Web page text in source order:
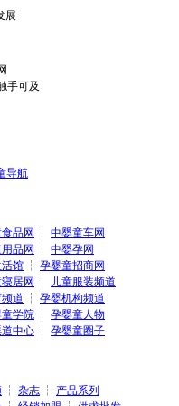
展
手可及
导航
品网 ┆ 中婴童车网
品网 ┆ 中婴孕网
馆 ┆ 孕婴童招商网
居网 ┆
儿童服装频道
道 ┆ 孕婴机构频道
学院 ┆ 孕婴童人物
中心 ┆ 孕婴童圈子
┆ 杂志 ┆ 产品系列